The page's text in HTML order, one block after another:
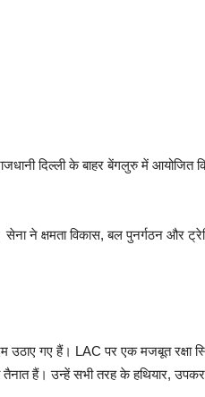
दिल्ली के बाहर बेंगलुरु में आयोजित
सेना ने क्षमता विकास, बल पुनर्गठन और
उठाए गए हैं। LAC पर एक मजबूत रक्षा
तैनात हैं। उन्हें सभी तरह के हथियार,